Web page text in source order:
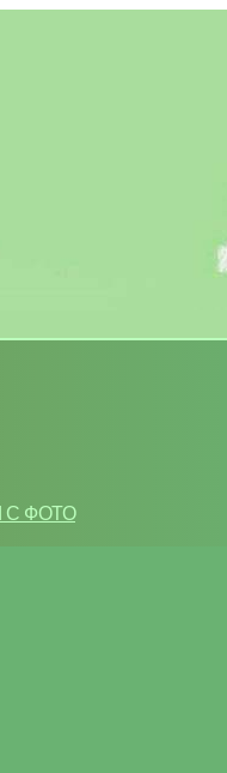
С ФОТО